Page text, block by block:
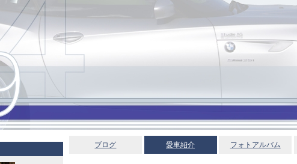
ブログ 愛車紹介 フォトアルバム